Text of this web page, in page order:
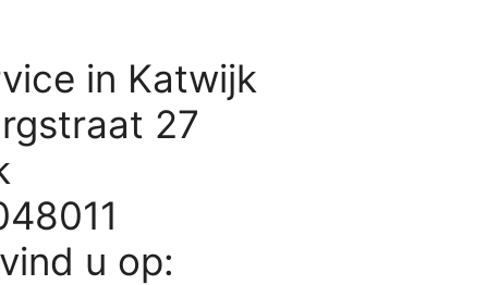
in Katwijk
27
u op: